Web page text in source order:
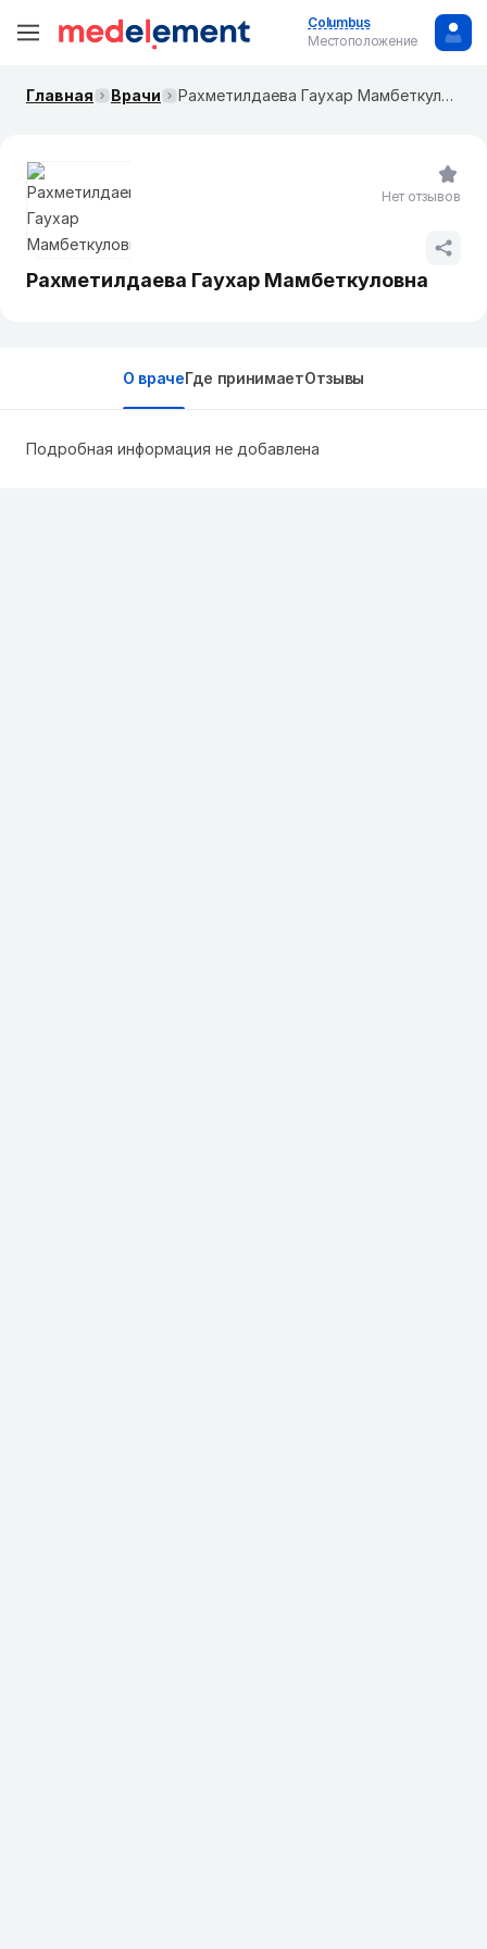
Columbus
Местоположение
Главная Врачи Рахметилдаева Гаухар Мамбеткуловна
Рахметилдаева Гаухар Мамбеткуловна
Нет отзывов
О врачеГде принимаетОтзывы
Подробная информация не добавлена